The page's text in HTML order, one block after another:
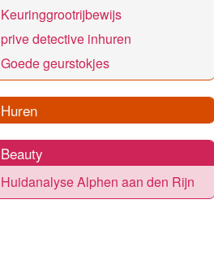
Keuringgrootrijbewijs
prive detective inhuren
Goede geurstokjes
Huren
Beauty
Huidanalyse Alphen aan den Rijn